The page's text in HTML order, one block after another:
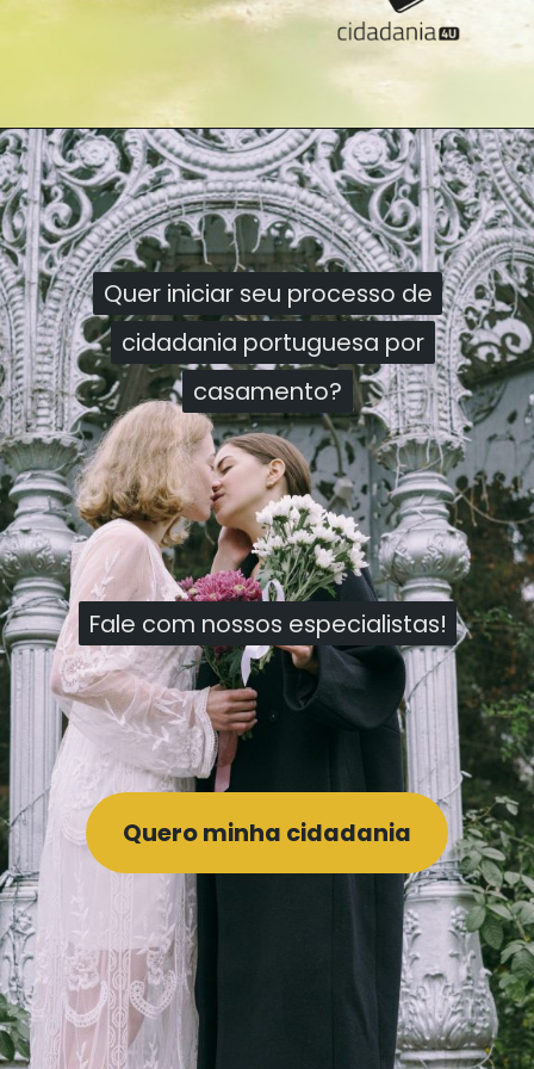
Quer iniciar seu processo de
cidadania portuguesa por
casamento?
Quer iniciar seu processo de
cidadania portuguesa por
casamento?
Fale com nossos especialistas!
Fale com nossos especialistas!
Quero minha cidadania